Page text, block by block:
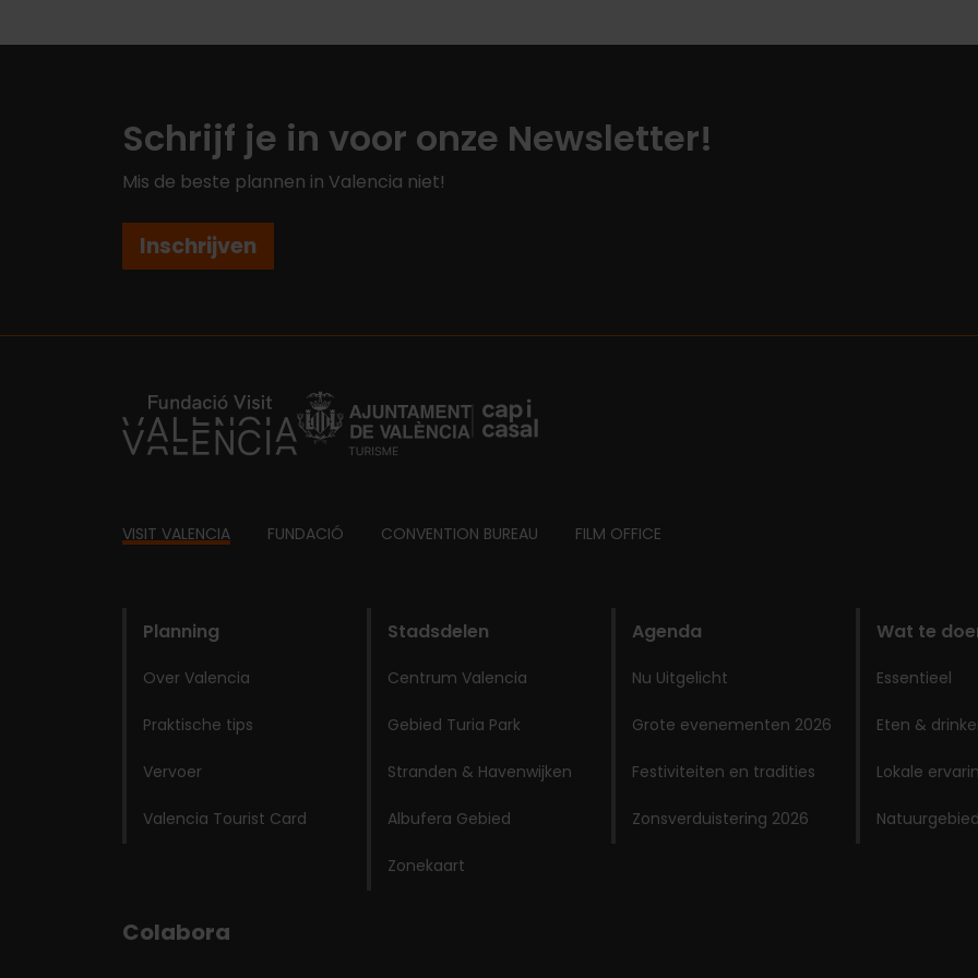
Schrijf je in voor onze Newsletter!
Mis de beste plannen in Valencia niet!
Inschrijven
https://fundacion.visitvalencia.com/
Footer
VISIT VALENCIA FUNDACIÓ CONVENTION BUREAU FILM OFFICE
Planning
Over Valencia
Praktische tips
Vervoer
Valencia Tourist Card
Stadsdelen
Centrum Valencia
Gebied Turia Park
Stranden & Havenwijken
Albufera Gebied
Zonekaart
Agenda
Nu Uitgelicht
Grote evenementen 2026
Festiviteiten en tradities
Zonsverduistering 2026
Wat te
Essentieel
Eten &
Lokale
Colabora